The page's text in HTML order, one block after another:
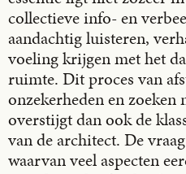
collectieve info- en
aandachtig luisteren,
voeling krijgen met het
ruimte. Dit proces van
onzekerheden en zoeken
overstijgt dan ook de
van de architect. De
waarvan veel aspecten